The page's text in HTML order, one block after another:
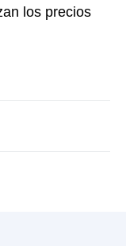
los precios